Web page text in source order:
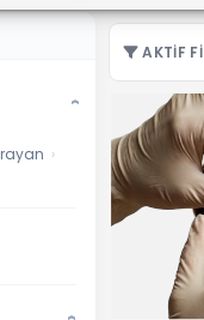
›
›
›
AKTIF